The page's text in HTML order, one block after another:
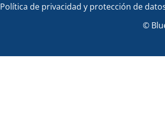
©
Política de privacidad y protección de